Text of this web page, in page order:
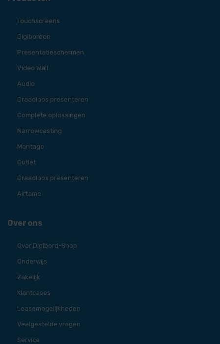
Touchscreens
Digiborden
Presentatieschermen
Video Wall
Audio
Draadloos presenteren
Complete oplossingen
Narrowcasting
Montage
Outlet
Draadloos presenteren
Airtame
Over ons
Over Digibord-Shop
Onderwijs
Zakelijk
Klantcases
Leasemogelijkheden
Veelgestelde vragen
Service